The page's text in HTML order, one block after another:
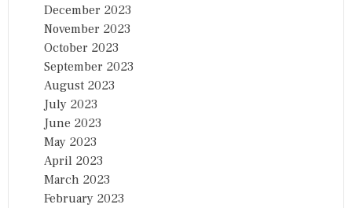
December 2023
November 2023
October 2023
September 2023
August 2023
July 2023
June 2023
May 2023
April 2023
March 2023
February 2023